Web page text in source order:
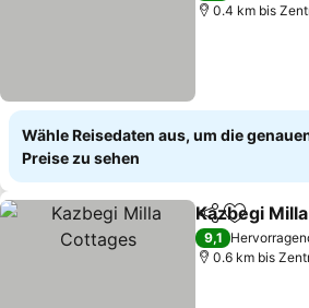
0.4 km bis
Wähle Reisedaten aus, um die
Preise zu sehen
TeilenZu
Kazbegi
9,1
0.6 km bis